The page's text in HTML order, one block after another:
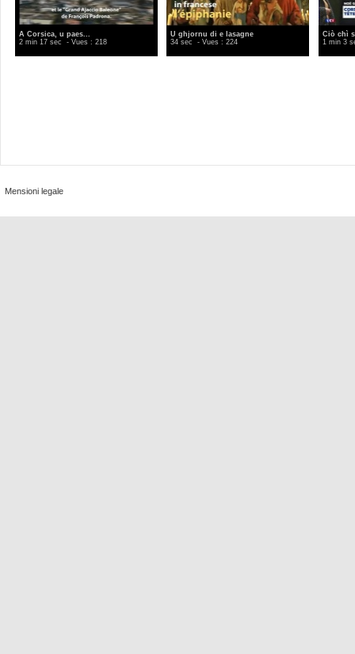
A Corsica, u paes...
2 min 17 sec
- Vues : 218
U ghjornu di e lasagne
34 sec
- Vues : 224
Ciò chì
1 min 3
Mensioni legale